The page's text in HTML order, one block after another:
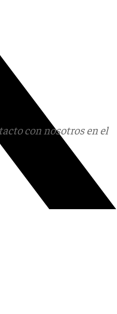
con nosotros en el